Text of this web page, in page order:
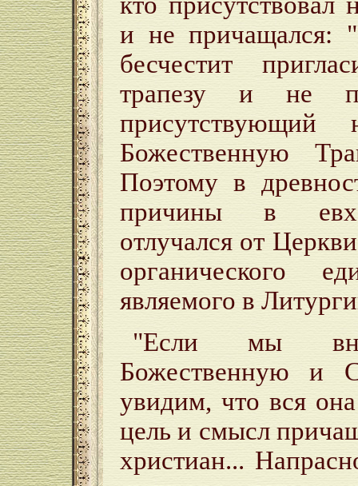
и не причащался:
бесчестит
трапезу и не
присутствующий
Божественную
Поэтому в
причины в
отлучался от
органического
являемого в
"Если мы
Божественную и
увидим, что вся
цель и смысл
христиан...